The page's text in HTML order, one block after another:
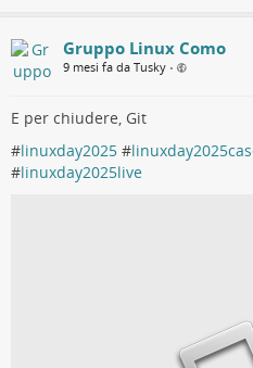
Gruppo Linux Como
9 mesi fa da Tusky •
E per chiudere, Git
#linuxday2025 #
#linuxday2025live